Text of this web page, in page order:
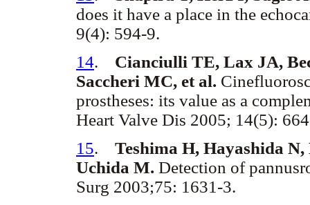
does it have a place in the
9(4): 594-9.
14. Cianciulli TE, Lax JA,
Saccheri MC, et al.
prostheses: its value as a
Heart Valve Dis 2005; 14(5):
15. Teshima H, Hayashida
Uchida M. Detection of
Surg 2003;75: 1631-3.